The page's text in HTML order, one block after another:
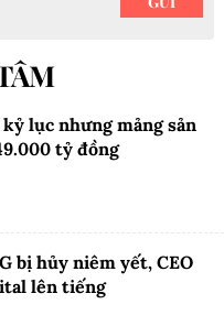
lục nhưng mảng sản
tỷ đồng
bị hủy niêm yết, CEO
lên tiếng